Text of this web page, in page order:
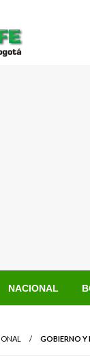
NACIONAL
GOBIERNO Y